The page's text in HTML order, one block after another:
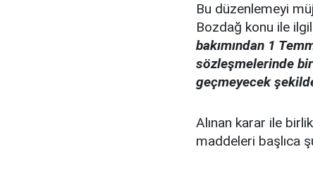
Bu düzenlemeyi
Bozdağ konu ile
bakımından 1
sözleşmelerinde
geçmeyecek
Alınan karar ile
maddeleri başlıca